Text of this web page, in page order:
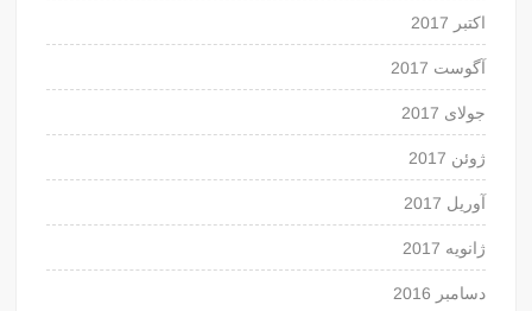
اکتبر 2017
آگوست 2017
جولای 2017
ژوئن 2017
آوریل 2017
ژانویه 2017
دسامبر 2016